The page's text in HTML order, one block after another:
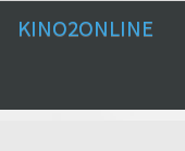
KINO2ONLINE